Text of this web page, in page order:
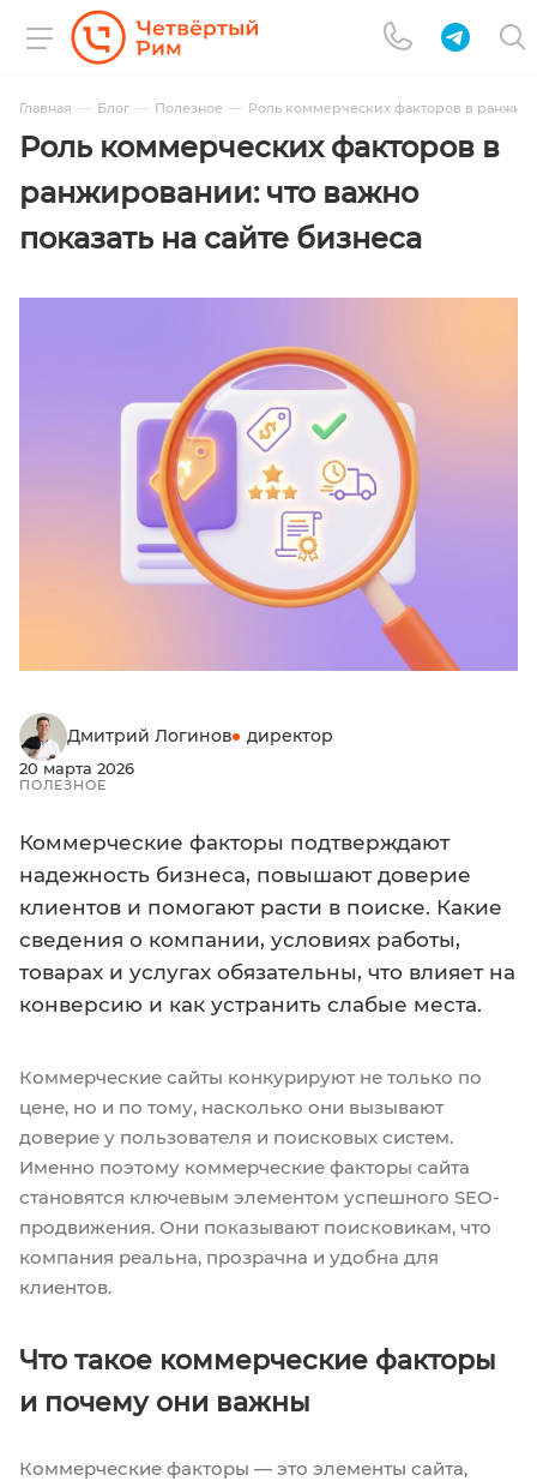
Главная Блог Полезное Роль коммерческих факторов в
Роль коммерческих факторов в
ранжировании: что важно
показать на сайте бизнеса
Дмитрий Логинов директор
20 марта 2026
ПОЛЕЗНОЕ
Коммерческие факторы подтверждают
надежность бизнеса, повышают доверие
клиентов и помогают расти в поиске. Какие
сведения о компании, условиях работы,
товарах и услугах обязательны, что влияет на
конверсию и как устранить слабые места.
Коммерческие сайты конкурируют не только по
цене, но и по тому, насколько они вызывают
доверие у пользователя и поисковых систем.
Именно поэтому коммерческие факторы сайта
становятся ключевым элементом успешного SEO-
продвижения. Они показывают поисковикам, что
компания реальна, прозрачна и удобна для
клиентов.
Что такое коммерческие факторы
и почему они важны
Коммерческие факторы — это элементы сайта,